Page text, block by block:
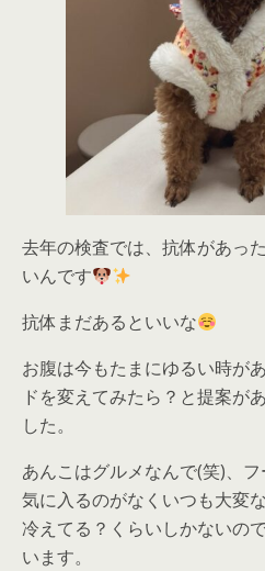
去年の検査では、抗体があっ
いんです
抗体まだあるといいな
お腹は今もたまにゆるい時が
ドを変えてみたら？と提案が
した。
あんこはグルメなんで(笑)、
気に入るのがなくいつも大変
冷えてる？くらいしかないの
います。